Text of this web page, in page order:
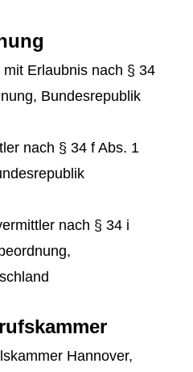
Erlaubnis nach § 34
Bundesrepublik
nach § 34 f Abs. 1
nach § 34 i
Hannover,